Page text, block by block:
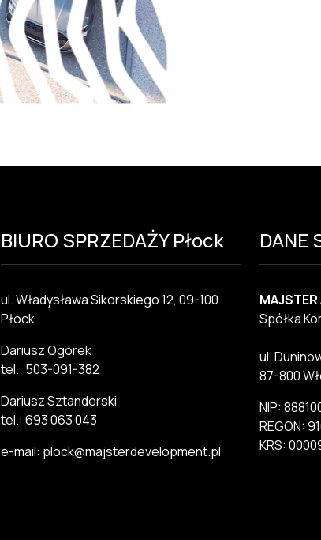
BIURO SPRZEDAŻY Płock
ul. Władysława Sikorskiego 12, 09-100
Płock
Dariusz Ogórek
tel.: 503-091-382
Dariusz Sztanderski
tel.: 693 063 043
e-mail: plock@majsterdevelopment.pl
DANE
MAJSTER
Spółka
ul.
87-800
NIP:
REGON:
KRS: